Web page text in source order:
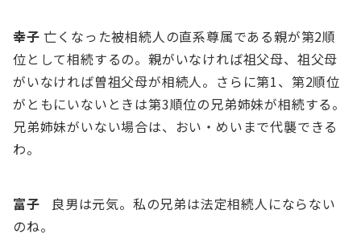
幸⼦ 亡くなった被相続⼈の直系尊属である親が第2順
位として相続するの。親がいなければ祖⽗⺟、祖⽗⺟
がいなければ曽祖⽗⺟が相続⼈。さらに第1、第2順位
がともにいないときは第3順位の兄弟姉妹が相続する。
兄弟姉妹がいない場合は、おい・めいまで代襲できる
わ。
富⼦ 良男は元気。私の兄弟は法定相続⼈にならない
のね。